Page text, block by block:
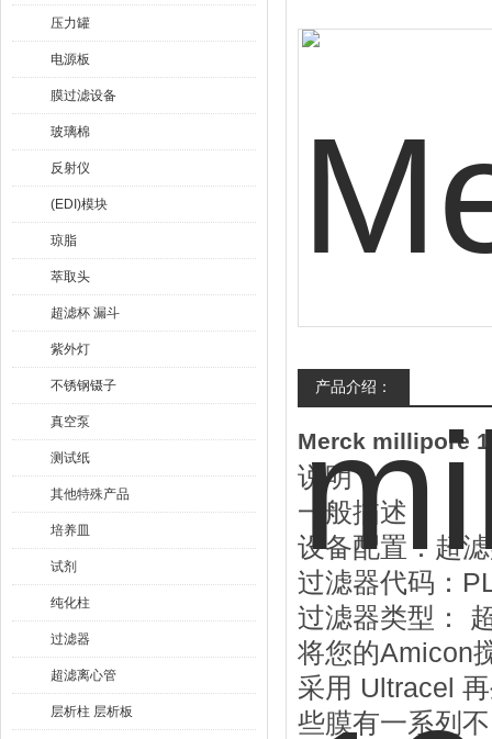
压力罐
电源板
膜过滤设备
玻璃棉
反射仪
(EDI)模块
琼脂
萃取头
超滤杯 漏斗
紫外灯
不锈钢镊子
真空泵
测试纸
其他特殊产品
培养皿
试剂
纯化柱
过滤器
超滤离心管
层析柱 层析板
产品介绍：
Merck millipore
说明
一般描述
设备配置：超
过滤器代码：
过滤器类型：
将您的Amicon
采用 Ultracel
些膜有一系列